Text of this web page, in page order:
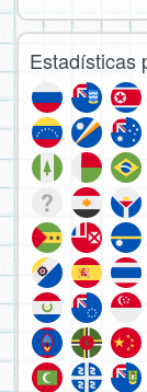
Estadísticas